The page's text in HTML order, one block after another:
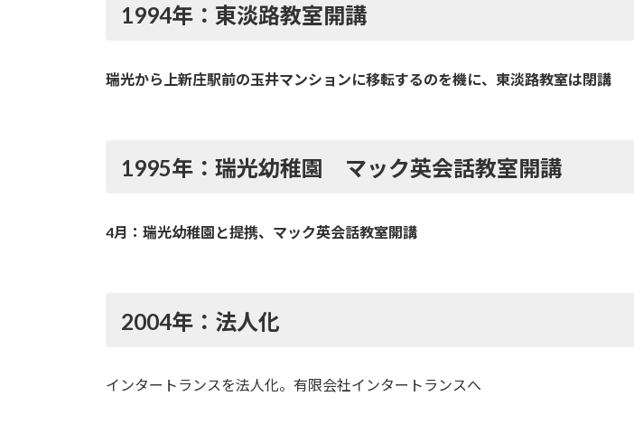
1994年：東淡路教室開講
瑞光から上新庄駅前の玉井マンションに移転するのを機に、東淡路教室は閉講
1995年：瑞光幼稚園 マック英会話教室開講
4月：瑞光幼稚園と提携、マック英会話教室開講
2004年：法人化
インタートランスを法人化。有限会社インタートランスへ